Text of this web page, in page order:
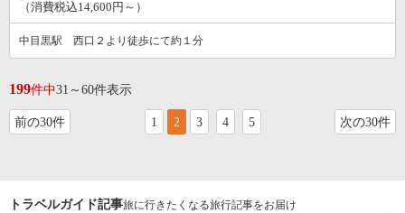
（消費税込14,600円～）
中目黒駅 西口２より徒歩にて約１分
199件中31～60件表示
前の30件 1 2 3 4 5 次の30件
トラベルガイド記事旅に行きたくなる旅行記事をお届け